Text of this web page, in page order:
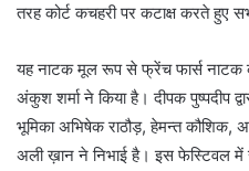
तरह कोर्ट कचहरी पर कटाक्ष करते हुए
यह नाटक मूल रूप से फ्रेंच फार्स नाटक
अंकुश शर्मा ने किया है। दीपक पुष्पदीप
भूमिका अभिषेक राठौड़, हेमन्त
अली ख़ान ने निभाई है। इस फेस्टिवल में